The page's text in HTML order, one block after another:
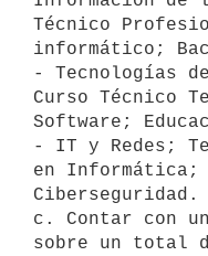
Técnico
informático;
- Tecnologías
Curso Técnico
Software;
- IT y Redes;
en Informática;
Ciberseguridad.
c. Contar con
sobre un total